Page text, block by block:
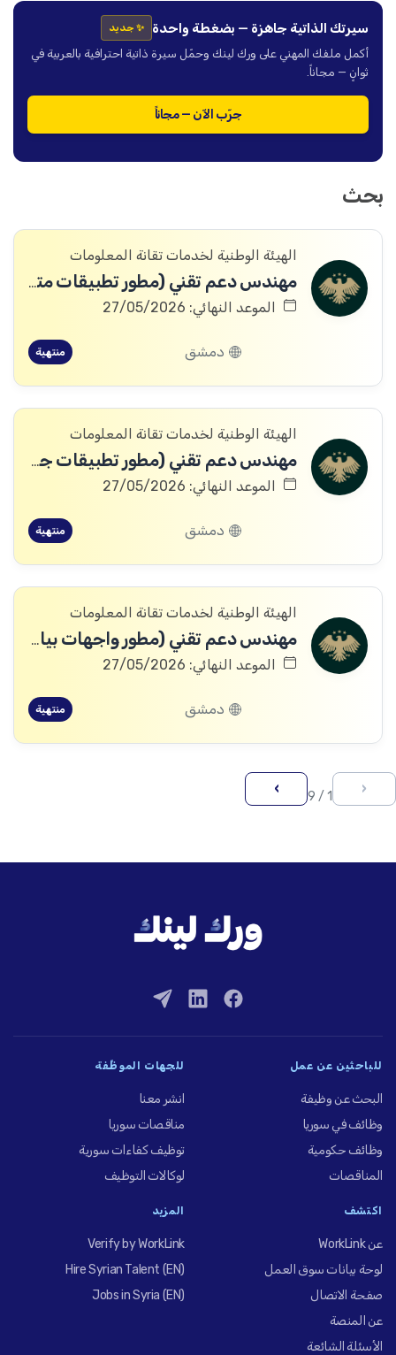
سيرتك الذاتية جاهزة — بضغطة واحدة ✨ جديد
أكمل ملفك المهني على ورك لينك وحمّل سيرة ذاتية احترافية بالعربية في
ثوانٍ — مجاناً.
جرّب الآن — مجاناً
بحث
الهيئة الوطنية لخدمات تقانة المعلومات
مهندس دعم تقني (مطور تطبيقات متكاملة)
الموعد النهائي: 27/05/2026
دمشق منتهية
الهيئة الوطنية لخدمات تقانة المعلومات
مهندس دعم تقني (مطور تطبيقات جوال)
الموعد النهائي: 27/05/2026
دمشق منتهية
الهيئة الوطنية لخدمات تقانة المعلومات
مهندس دعم تقني (مطور واجهات بيانية)
الموعد النهائي: 27/05/2026
دمشق منتهية
‹
1 / 9
›
للباحثين عن عمل
البحث عن وظيفة
وظائف في سوريا
وظائف حكومية
المناقصات
للجهات الموظِّفة
انشر معنا
مناقصات سوريا
توظيف كفاءات سورية
لوكالات التوظيف
اكتشف
عن WorkLink
لوحة بيانات سوق العمل
صفحة الاتصال
عن المنصة
الأسئلة الشائعة
المزيد
Verify by WorkLink
Hire Syrian Talent (EN)
Jobs in Syria (EN)